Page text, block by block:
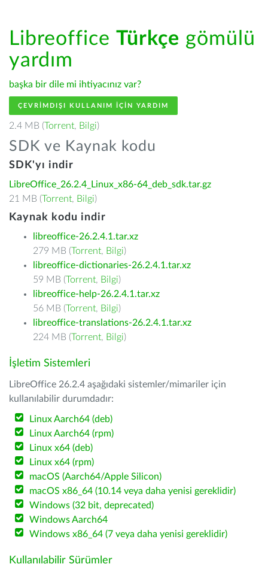
Libreoffice Türkçe gömülü
yardım
başka bir dile mi ihtiyacınız var?
ÇEVRIMDIŞI KULLANIM IÇIN YARDIM
2.4 MB (Torrent, Bilgi)
SDK ve Kaynak kodu
SDK'yı indir
LibreOffice_26.2.4_Linux_x86-64_deb_sdk.tar.gz
21 MB (Torrent, Bilgi)
Kaynak kodu indir
libreoffice-26.2.4.1.tar.xz
279 MB (Torrent, Bilgi)
libreoffice-dictionaries-26.2.4.1.tar.xz
59 MB (Torrent, Bilgi)
libreoffice-help-26.2.4.1.tar.xz
56 MB (Torrent, Bilgi)
libreoffice-translations-26.2.4.1.tar.xz
224 MB (Torrent, Bilgi)
İşletim Sistemleri
LibreOffice 26.2.4 aşağıdaki sistemler/mimariler için
kullanılabilir durumdadır:
Linux Aarch64 (deb)
Linux Aarch64 (rpm)
Linux x64 (deb)
Linux x64 (rpm)
macOS (Aarch64/Apple Silicon)
macOS x86_64 (10.14 veya daha yenisi gereklidir)
Windows (32 bit, deprecated)
Windows Aarch64
Windows x86_64 (7 veya daha yenisi gereklidir)
Kullanılabilir Sürümler